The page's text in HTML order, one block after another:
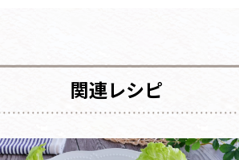
関連レシピ